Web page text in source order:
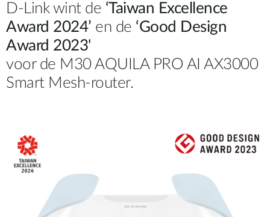
D-Link wint de ‘Taiwan Excellence
Award 2024’ en de ‘Good Design
Award 2023'
voor de M30 AQUILA PRO AI AX3000
Smart Mesh-router.